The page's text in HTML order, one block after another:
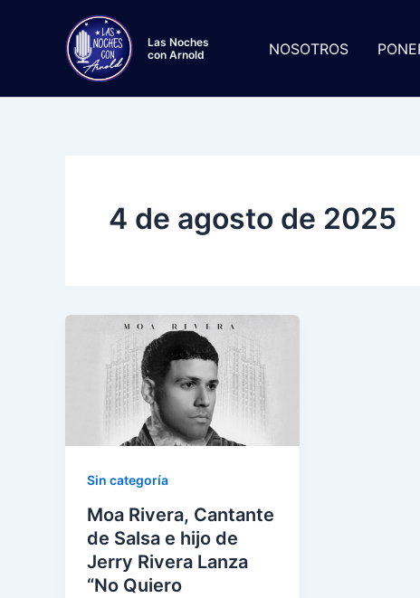
Las Noches
con Arnold
NOSOTROS
4 de agosto de 2025
Sin categoría
Moa Rivera, Cantante
de Salsa e hijo de
Jerry Rivera Lanza
“No Quiero